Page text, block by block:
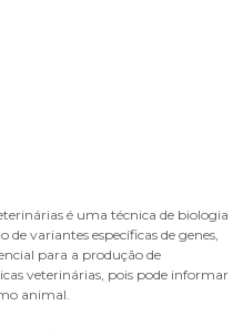
é uma técnica de biologia
variantes específicas de genes,
para a produção de
veterinárias, pois pode informar
animal.